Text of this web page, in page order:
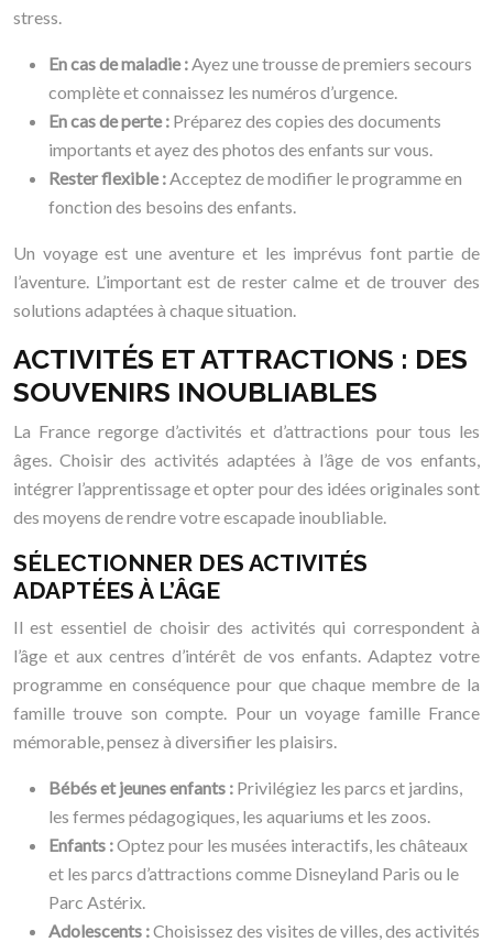
stress.
En cas de maladie :Ayez une trousse de premiers secours
complète et connaissez les numéros d’urgence.
En cas de perte : Préparez des copies des documents
importants et ayez des photos des enfants sur vous.
Rester flexible :Acceptez de modifier le programme en
fonction des besoins des enfants.
Un voyage est une aventure et les imprévus font partie de
l’aventure. L’important est de rester calme et de trouver des
solutions adaptées à chaque situation.
ACTIVITÉS ET ATTRACTIONS : DES
SOUVENIRS INOUBLIABLES
La France regorge d’activités et d’attractions pour tous les
âges. Choisir des activités adaptées à l’âge de vos enfants,
intégrer l’apprentissage et opter pour des idées originales sont
des moyens de rendre votre escapade inoubliable.
SÉLECTIONNER DES ACTIVITÉS
ADAPTÉES À L’ÂGE
Il est essentiel de choisir des activités qui correspondent à
l’âge et aux centres d’intérêt de vos enfants. Adaptez votre
programme en conséquence pour que chaque membre de la
famille trouve son compte. Pour un voyage famille France
mémorable, pensez à diversifier les plaisirs.
Bébés et jeunes enfants : Privilégiez les parcs et jardins,
les fermes pédagogiques, les aquariums et les zoos.
Enfants :Optez pour les musées interactifs, les châteaux
et les parcs d’attractions comme Disneyland Paris ou le
Parc Astérix.
Adolescents :Choisissez des visites de villes, des activités